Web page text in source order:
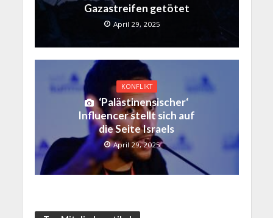
Gazastreifen getötet
April 29, 2025
KONFLIKT
‘Palästinensischer‘
Influencer stellt sich auf
die Seite Israels
April 29, 2025